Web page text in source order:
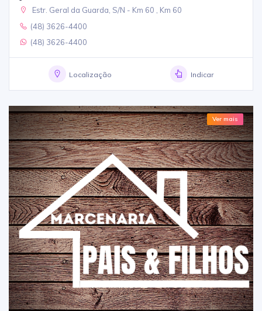
Estr. Geral da Guarda, S/N - Km 60 , Km 60
(48) 3626-4400
(48) 3626-4400
Localização Indicar
Ver mais